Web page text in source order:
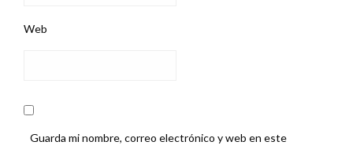
Web
Guarda mi nombre, correo electrónico y web en este